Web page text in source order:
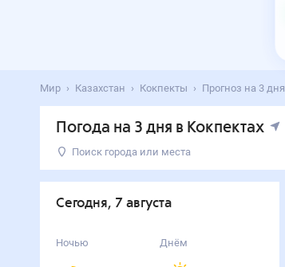
Мир Казахстан Кокпекты Прогноз на 3 дня
Погода на 3 дня в Кокпектах
Поиск города или места
День
Сегодня
7 августа
Сегодня, 7 августа
Ночью Днём